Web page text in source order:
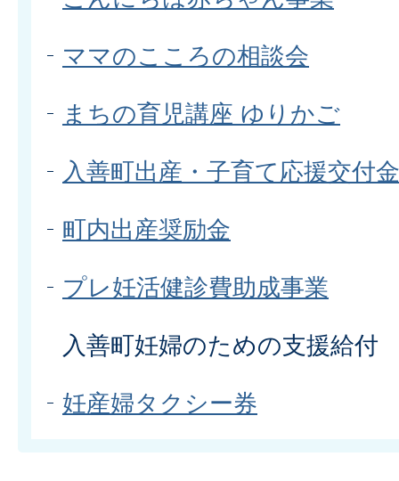
ママのこころの相談会
まちの育児講座 ゆりかご
入善町出産・子育て応援交付
町内出産奨励金
プレ妊活健診費助成事業
入善町妊婦のための支援給付
妊産婦タクシー券